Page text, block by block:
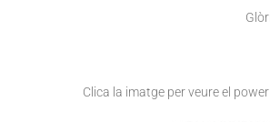
Clica la imatge per veure el